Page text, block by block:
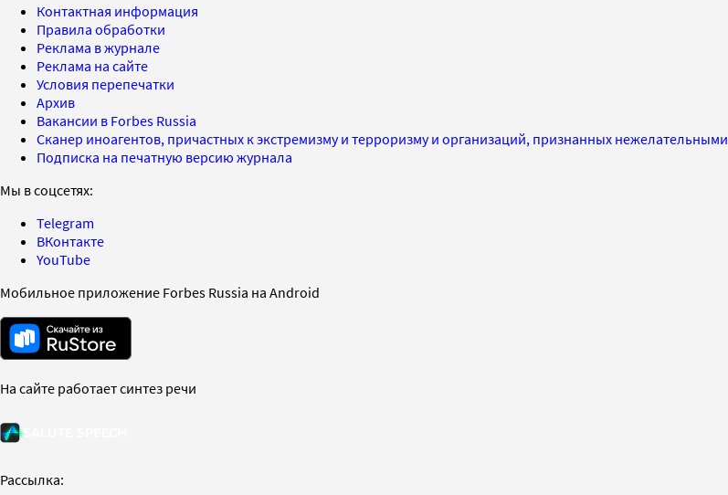
Контактная информация
Правила обработки
Реклама в журнале
Реклама на сайте
Условия перепечатки
Архив
Вакансии в Forbes Russia
Сканер иноагентов, причастных к экстремизму и терроризму и организаций, признанных нежелательными
Подписка на печатную версию журнала
Мы в соцсетях:
Telegram
ВКонтакте
YouTube
Мобильное приложение Forbes Russia на Android
На сайте работает синтез речи
Рассылка: